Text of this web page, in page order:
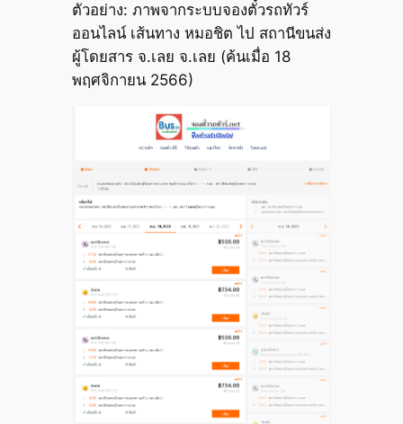
ตัวอย่าง: ภาพจากระบบจองตั๋วรถทัวร์
ออนไลน์ เส้นทาง หมอชิต ไป สถานีขนส่ง
ผู้โดยสาร จ.เลย จ.เลย (ค้นเมื่อ 18
พฤศจิกายน 2566)